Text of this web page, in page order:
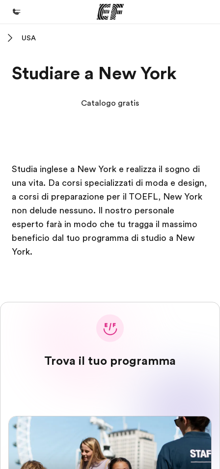
Programmi
La nostra organizzazione
Carriera
Lavora con noi
USA
Studiare a New York
Catalogo gratis
Studia inglese a New York e realizza il sogno di
una vita. Da corsi specializzati di moda e design,
a corsi di preparazione per il TOEFL, New York
non delude nessuno. Il nostro personale
esperto farà in modo che tu tragga il massimo
beneficio dal tuo programma di studio a New
York.
Trova il tuo programma